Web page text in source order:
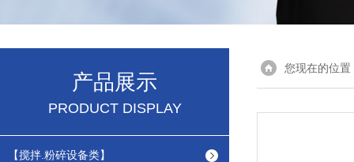
产品展示
PRODUCT DISPLAY
【搅拌.粉碎设备类】
您现在的位置